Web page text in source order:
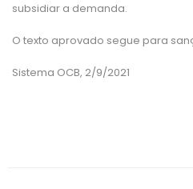
subsidiar a demanda.
O texto aprovado segue para
Sistema OCB, 2/9/2021